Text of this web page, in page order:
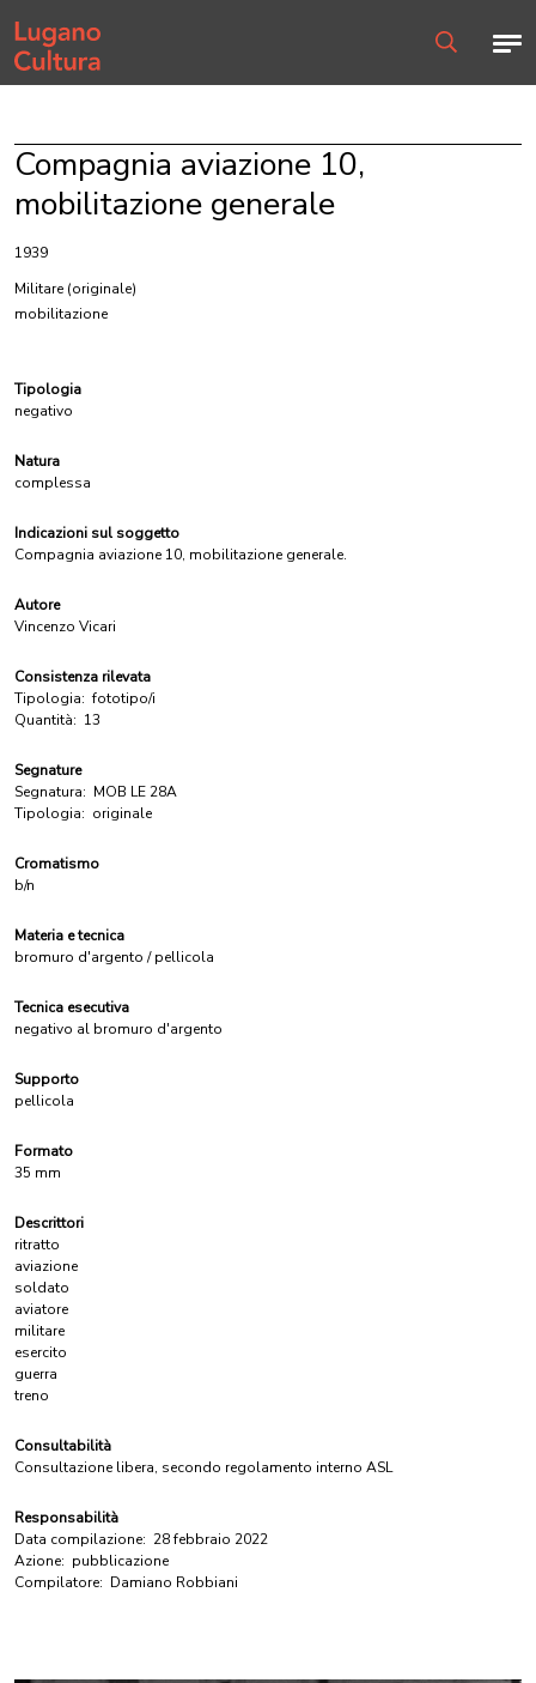
Home page
Compagnia aviazione 10,
mobilitazione generale
1939
Militare (originale)
mobilitazione
Tipologia
negativo
Natura
complessa
Indicazioni sul soggetto
Compagnia aviazione 10, mobilitazione generale.
Autore
Vincenzo Vicari
Consistenza rilevata
Tipologia: fototipo/i
Quantità: 13
Segnature
Segnatura: MOB LE 28A
Tipologia: originale
Cromatismo
b/n
Materia e tecnica
bromuro d'argento / pellicola
Tecnica esecutiva
negativo al bromuro d'argento
Supporto
pellicola
Formato
35 mm
Descrittori
ritratto
aviazione
soldato
aviatore
militare
esercito
guerra
treno
Consultabilità
Consultazione libera, secondo regolamento interno ASL
Responsabilità
Data compilazione: 28 febbraio 2022
Azione: pubblicazione
Compilatore: Damiano Robbiani